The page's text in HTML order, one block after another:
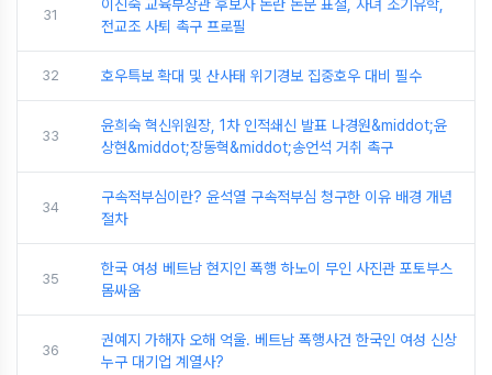
31
이진숙 교육부장관 후보자 논란 논문 표절, 자녀 조기유학,
전교조 사퇴 촉구 프로필
32 호우특보 확대 및 산사태 위기경보 집중호우 대비 필수
33
윤희숙 혁신위원장, 1차 인적쇄신 발표 나경원&middot;윤
상현&middot;장동혁&middot;송언석 거취 촉구
34
구속적부심이란? 윤석열 구속적부심 청구한 이유 배경 개념
절차
35
한국 여성 베트남 현지인 폭행 하노이 무인 사진관 포토부스
몸싸움
36
권예지 가해자 오해 억울. 베트남 폭행사건 한국인 여성 신상
누구 대기업 계열사?